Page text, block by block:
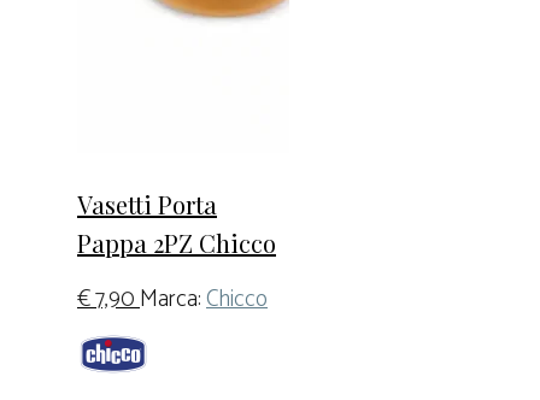
Vasetti Porta
Pappa 2PZ Chicco
€7,90Marca:Chicco